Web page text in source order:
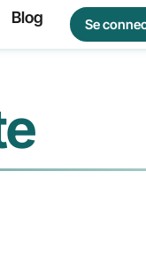
Blog Se